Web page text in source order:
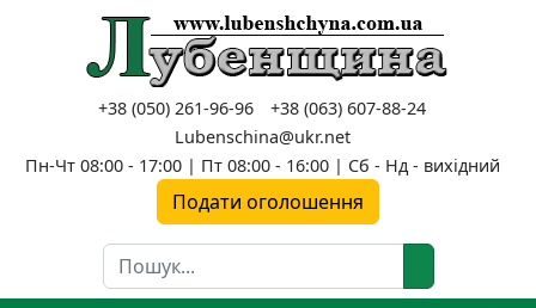
+38 (050) 261-96-96
+38 (063) 607-88-24
Lubenschina@ukr.net
Пн-Чт 08:00 - 17:00 | Пт 08:00 - 16:00 | Сб - Нд - вихідний
Подати оголошення
Пошук